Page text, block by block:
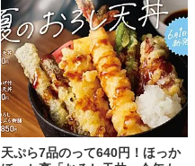
天ぷら7品のって640円！ほっか